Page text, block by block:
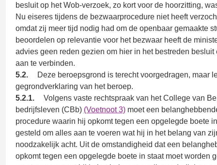
besluit op het Wob-verzoek, zo kort voor de hoorzitting,
Nu eiseres tijdens de bezwaarprocedure niet heeft
omdat zij meer tijd nodig had om de openbaar gemaakte
beoordelen op relevantie voor het bezwaar heeft de
advies geen reden gezien om hier in het bestreden besluit
aan te verbinden.
5.2.
Deze beroepsgrond is terecht voorgedragen, maar
gegrondverklaring van het beroep.
5.2.1.
Volgens vaste rechtspraak van het College van
bedrijfsleven (CBb) (Voetnoot 3) moet een
procedure waarin hij opkomt tegen een opgelegde boete
gesteld om alles aan te voeren wat hij in het belang van
noodzakelijk acht. Uit de omstandigheid dat een
opkomt tegen een opgelegde boete in staat moet worden